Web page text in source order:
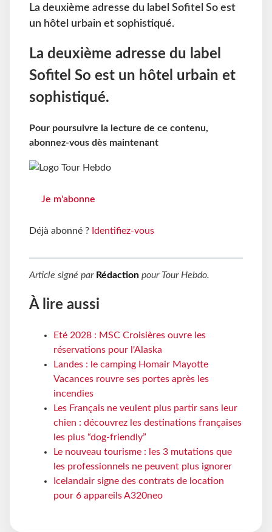
La deuxième adresse du label Sofitel So est
un hôtel urbain et sophistiqué.
La deuxième adresse du label
Sofitel So est un hôtel urbain et
sophistiqué.
Pour poursuivre la lecture de ce contenu,
abonnez-vous dès maintenant
Je m'abonne
Déjà abonné ? Identifiez-vous
Article signé par Rédaction pour Tour Hebdo.
À lire aussi
Eté 2028 : MSC Croisières ouvre les
réservations pour l'Alaska
Landes : le camping Homair Mayotte
Vacances rouvre ses portes après les
incendies
Les Français ne veulent plus partir sans leur
chien : découvrez les destinations françaises
les plus “dog-friendly”
Le nouveau tourisme : les 3 mutations que
les professionnels ne peuvent plus ignorer
Icelandair signe des contrats de location
pour 6 appareils A320neo